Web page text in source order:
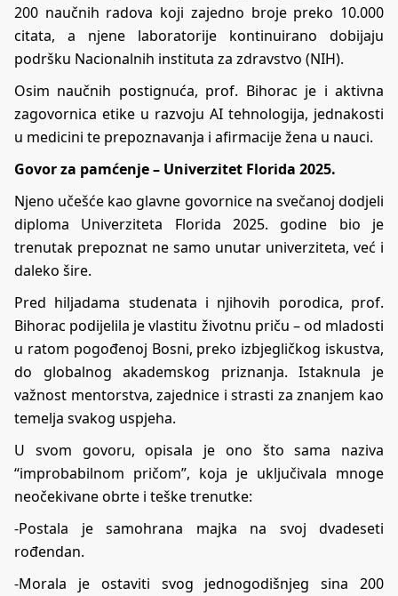
200 naučnih radova koji zajedno broje preko 10.000
citata, a njene laboratorije kontinuirano dobijaju
podršku Nacionalnih instituta za zdravstvo (NIH).
Osim naučnih postignuća, prof. Bihorac je i aktivna
zagovornica etike u razvoju AI tehnologija, jednakosti
u medicini te prepoznavanja i afirmacije žena u nauci.
Govor za pamćenje – Univerzitet Florida 2025.
Njeno učešće kao glavne govornice na svečanoj dodjeli
diploma Univerziteta Florida 2025. godine bio je
trenutak prepoznat ne samo unutar univerziteta, već i
daleko šire.
Pred hiljadama studenata i njihovih porodica, prof.
Bihorac podijelila je vlastitu životnu priču – od mladosti
u ratom pogođenoj Bosni, preko izbjegličkog iskustva,
do globalnog akademskog priznanja. Istaknula je
važnost mentorstva, zajednice i strasti za znanjem kao
temelja svakog uspjeha.
U svom govoru, opisala je ono što sama naziva
“improbabilnom pričom”, koja je uključivala mnoge
neočekivane obrte i teške trenutke:
-Postala je samohrana majka na svoj dvadeseti
rođendan.
-Morala je ostaviti svog jednogodišnjeg sina 200